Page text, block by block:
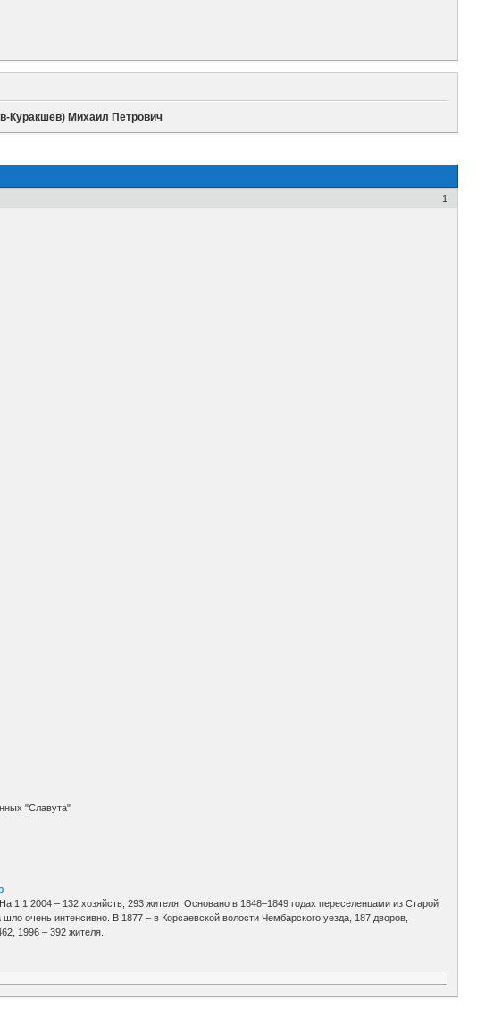
Куракшев) Михаил Петрович
1
"Славута"
1.1.2004 – 132 хозяйств, 293 жителя. Основано в 1848–1849 годах переселенцами из Старой
очень интенсивно. В 1877 – в Корсаевской волости Чембарского уезда, 187 дворов,
1996 – 392 жителя.